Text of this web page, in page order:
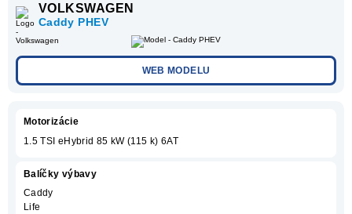
VOLKSWAGEN
Caddy PHEV
WEB MODELU
Motorizácie
1.5 TSI eHybrid 85 kW (115 k) 6AT
Balíčky výbavy
Caddy
Life